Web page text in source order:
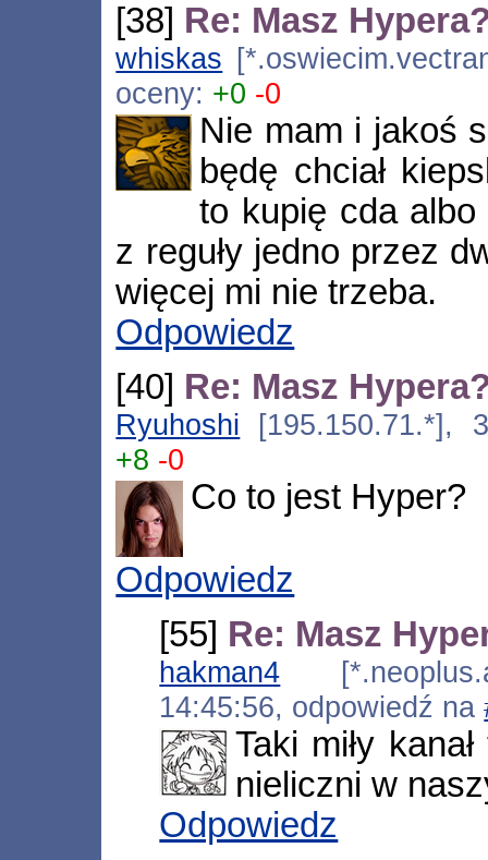
[38] Re: Masz
whiskas
oceny: +0 -0
Nie mam i jakoś
będę chciał
to kupię cda
z reguły jedno przez
więcej mi nie trzeba.
Odpowiedz
[40] Re: Masz
Ryuhoshi [195.150.71.*],
+8 -0
Co to jest Hyper?
Odpowiedz
[55] Re: Masz
hakman4
14:45:56, odpowiedź na
Taki miły
nieliczni w
Odpowiedz